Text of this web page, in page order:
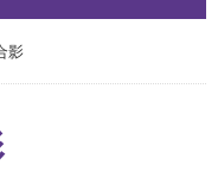
影